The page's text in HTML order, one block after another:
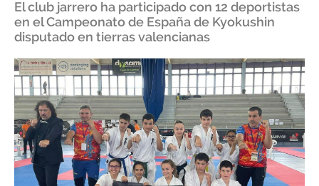
El club jarrero ha participado con 12 deportistas
en el Campeonato de España de Kyokushin
disputado en tierras valencianas